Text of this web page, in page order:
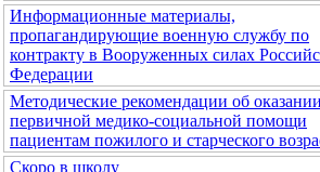
Информационные материалы,
пропагандирующие военную службу по
контракту в Вооруженных силах
Федерации
Методические рекомендации об оказании
первичной медико-социальной помощи
пациентам пожилого и старческого
Скоро в школу